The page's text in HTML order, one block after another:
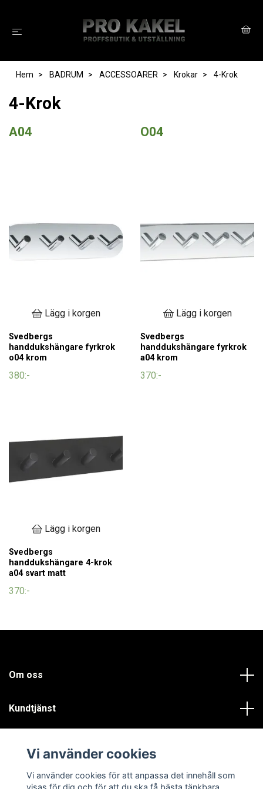
Hem BADRUM ACCESSOARER Krokar 4-Krok
4-Krok
A04 O04
Lägg i korgen
Svedbergs
handdukshängare fyrkrok
o04 krom
380:-
Lägg i korgen
Svedbergs
handdukshängare fyrkrok
a04 krom
370:-
Lägg i korgen
Svedbergs
handdukshängare 4-krok
a04 svart matt
370:-
Om oss
Kundtjänst
Sociala medier
Vi använder cookies
Vi använder cookies för att anpassa det innehåll som
visas för dig och för att du ska få bästa tänkbara